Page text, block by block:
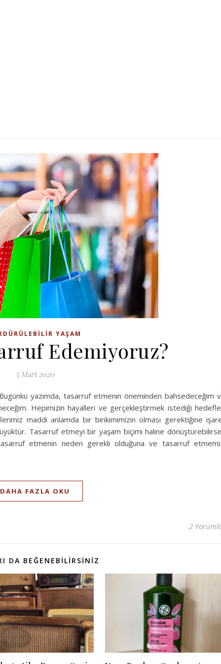
YAŞAM
Edemiyoruz?
5 Mart 2020
yazımda, tasarruf etmenin öneminden bahsedeceğim
Hepimizin hayalleri ve gerçekleştirmek istediği
maddi anlamda bir birikimimizin olması gerektiğine
Tasarruf etmeyi bir yaşam biçimi haline
etmenin neden gerekli olduğuna ve tasarruf
DAHA FAZLA OKU
2
DA BEĞENEBILIRSINIZ